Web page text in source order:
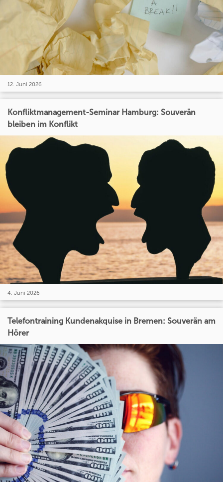
12. Juni 2026
Konfliktmanagement-Seminar Hamburg: Souverän
bleiben im Konflikt
4. Juni 2026
Telefontraining Kundenakquise in Bremen: Souverän am
Hörer